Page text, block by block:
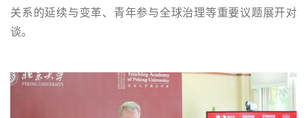
关系的延续与变革、青年参与全球治理等重要议题展开对
谈。